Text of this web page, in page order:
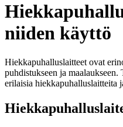
niiden käyttö
Hiekkapuhalluslaitteet ovat
puhdistukseen ja maalaukseen.
erilaisia hiekkapuhalluslaitteita